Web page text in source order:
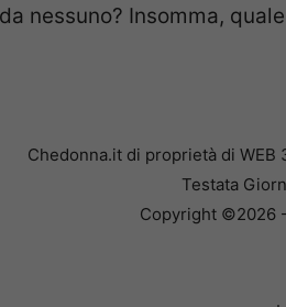
nessuno? Insomma,
Chedonna.it di proprietà di WEB
Testata
Copyright ©2026